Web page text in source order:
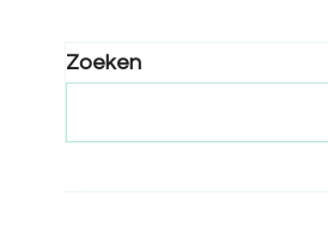
Zoeken